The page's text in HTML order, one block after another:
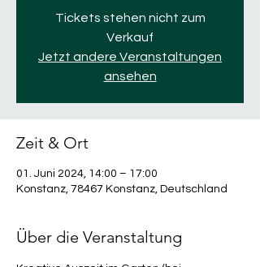
Tickets stehen nicht zum
Verkauf
Jetzt andere Veranstaltungen
ansehen
Zeit & Ort
01. Juni 2024, 14:00 – 17:00
Konstanz, 78467 Konstanz, Deutschland
Über die Veranstaltung